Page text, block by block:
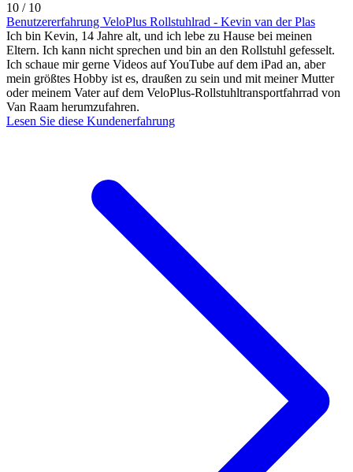
10 / 10
Benutzererfahrung VeloPlus Rollstuhlrad - Kevin van der Plas
Ich bin Kevin, 14 Jahre alt, und ich lebe zu Hause bei meinen
Eltern. Ich kann nicht sprechen und bin an den Rollstuhl gefesselt.
Ich schaue mir gerne Videos auf YouTube auf dem iPad an, aber
mein größtes Hobby ist es, draußen zu sein und mit meiner Mutter
oder meinem Vater auf dem VeloPlus-Rollstuhltransportfahrrad von
Van Raam herumzufahren.
Lesen Sie diese Kundenerfahrung